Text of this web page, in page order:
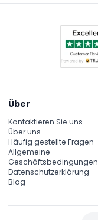
Über
Kontaktieren Sie uns
Über uns
Häufig gestellte Fragen
Allgemeine
Geschäftsbedingungen
Datenschutzerklärung
Blog